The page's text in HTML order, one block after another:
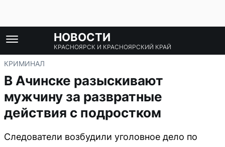
НОВОСТИ
КРАСНОЯРСК И КРАСНОЯРСКИЙ КРАЙ
КРИМИНАЛ
В Ачинске разыскивают
мужчину за развратные
действия с подростком
Следователи возбудили уголовное дело по